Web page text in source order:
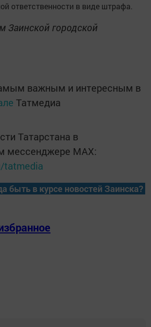
ответственности в виде штрафа.
Заинской городской
важным и интересным в
Татмедиа
Татарстана в
мессенджере MАХ:
tatmedia
быть в курсе новостей Заинска?